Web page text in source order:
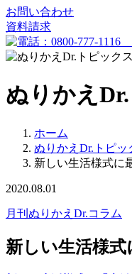
お問い合わせ
資料請求
ぬりかえ
ホーム
ぬりかえDr.トピッ
新しい生活様式に
2020.08.01
月刊ぬりかえDr.コラム
新しい生活様式